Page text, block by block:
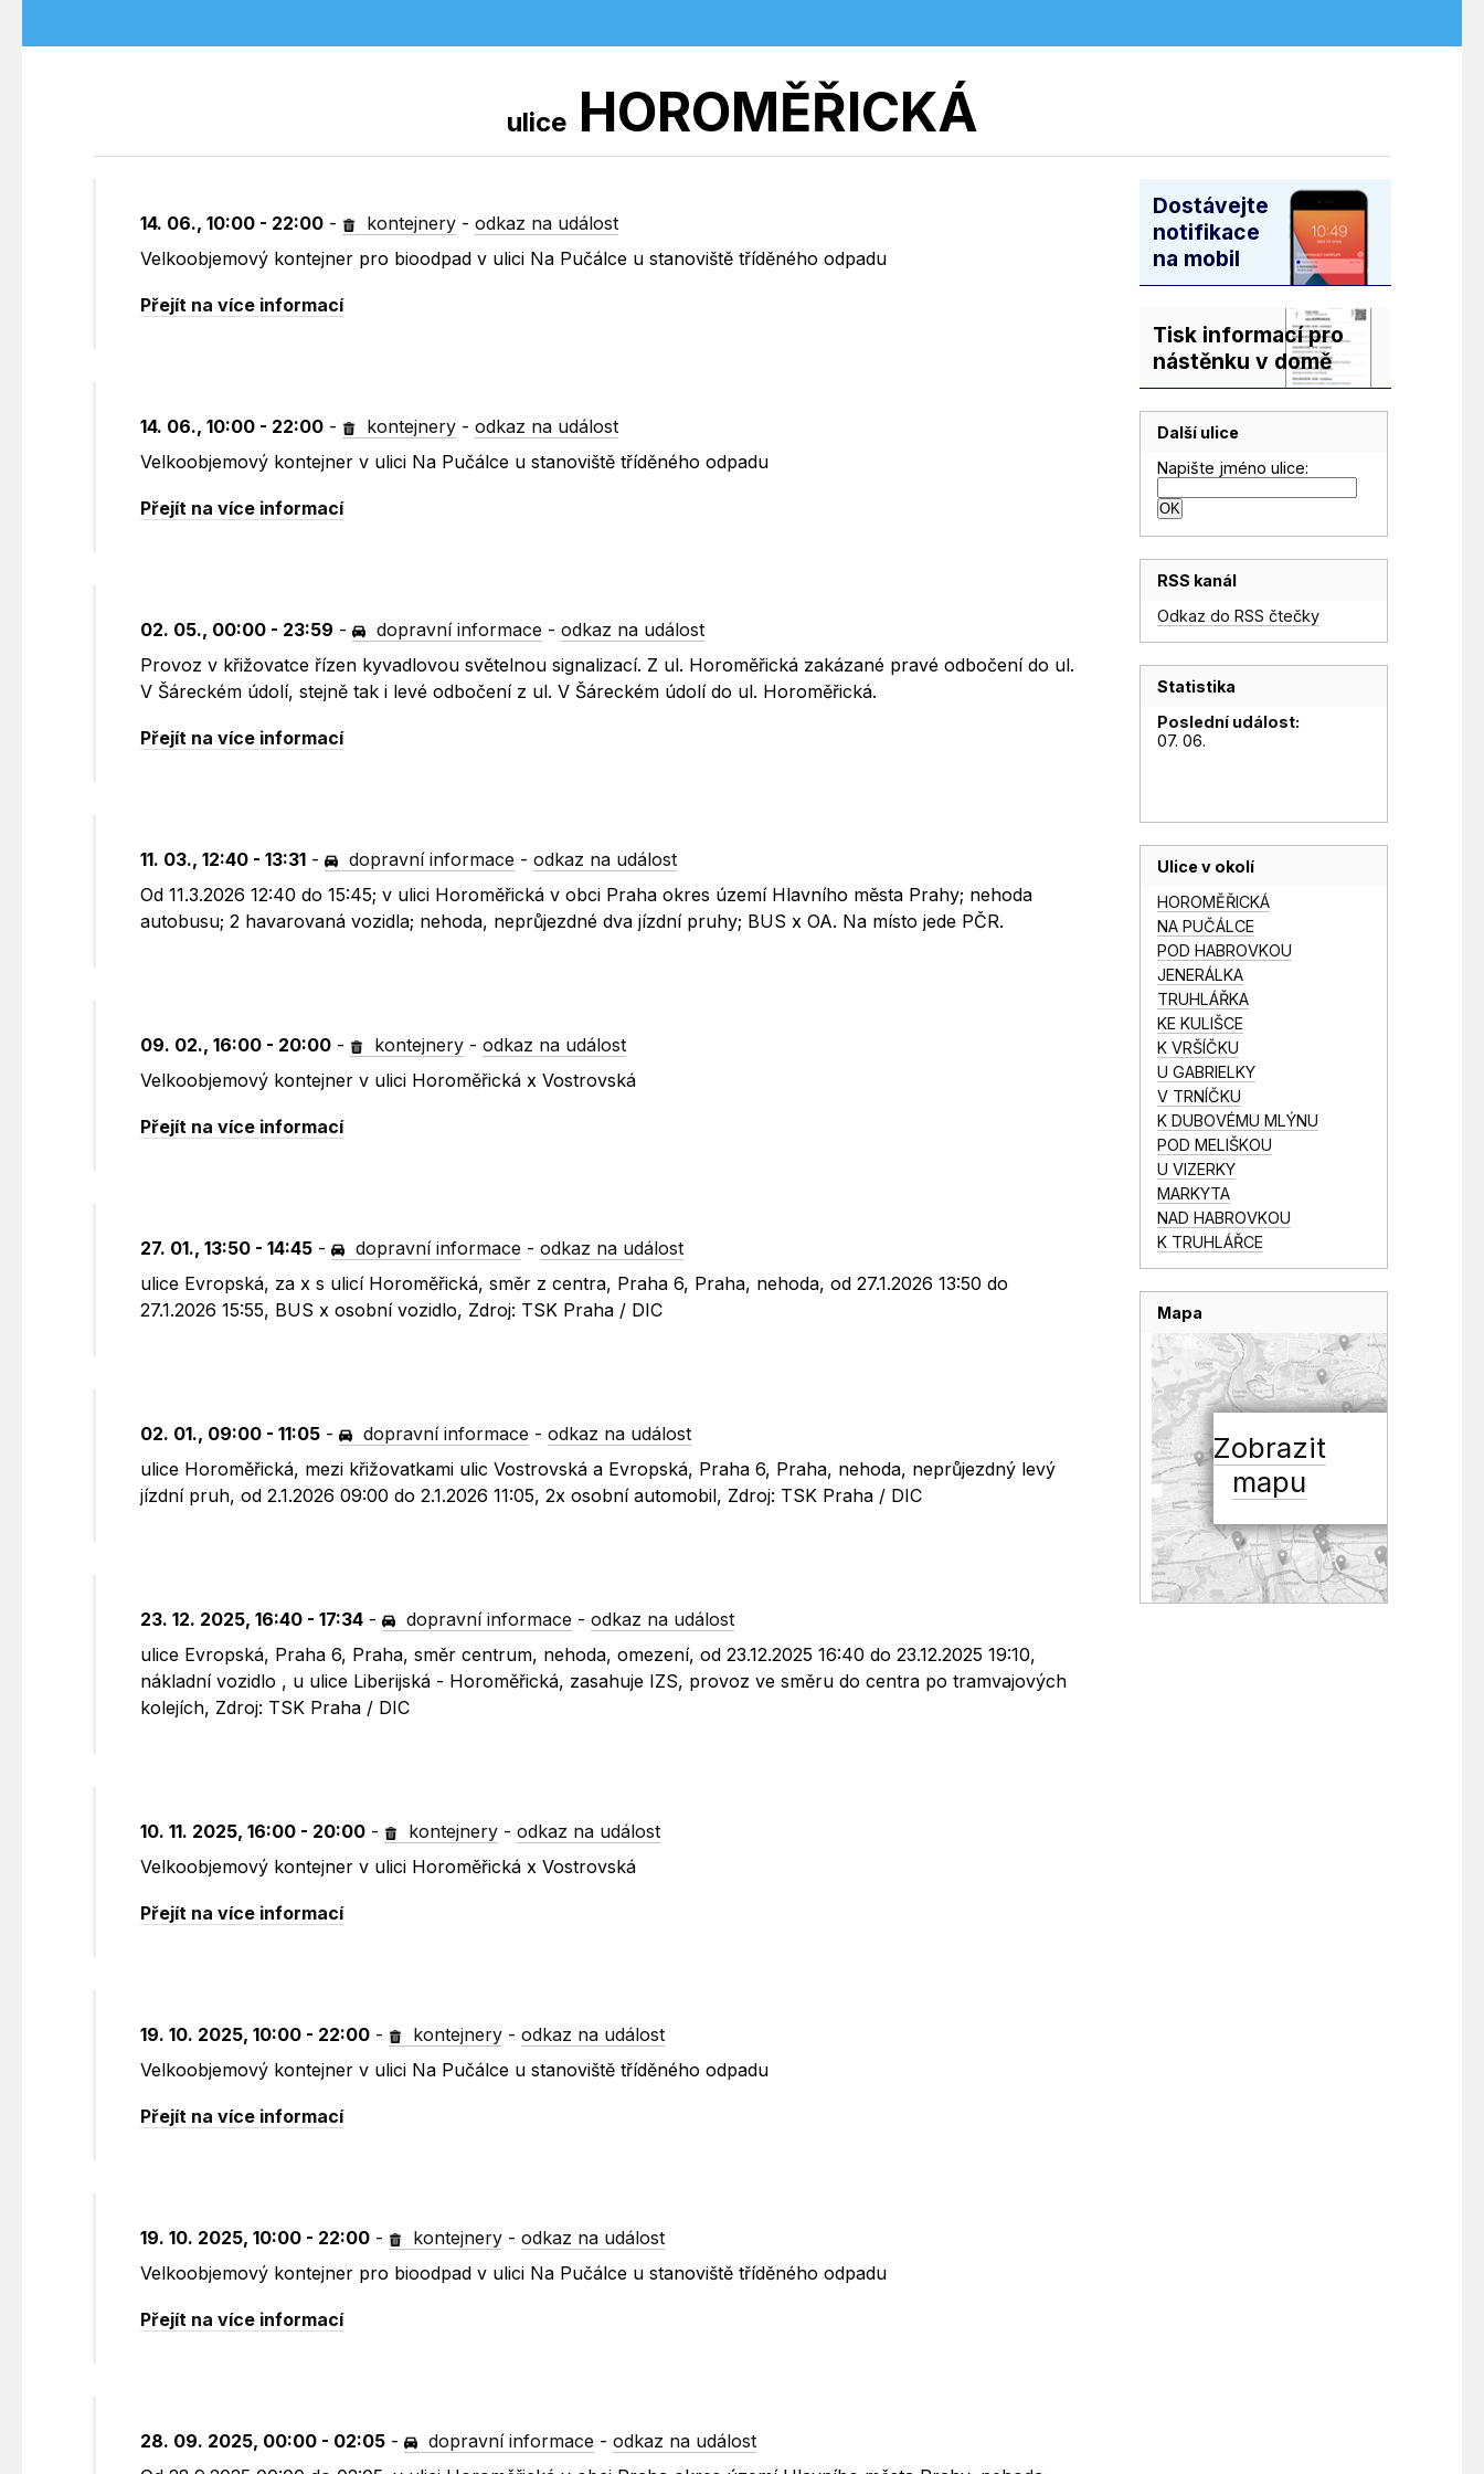
uliceHOROMĚŘICKÁ
14. 06., 10:00 - 22:00 - kontejnery -odkaz na událost
Velkoobjemový kontejner pro bioodpad v ulici Na Pučálce u stanoviště tříděného odpadu
Přejít na více informací
14. 06., 10:00 - 22:00 - kontejnery -odkaz na událost
Velkoobjemový kontejner v ulici Na Pučálce u stanoviště tříděného odpadu
Přejít na více informací
02. 05., 00:00 - 23:59 - dopravní informace -odkaz na událost
Provoz v křižovatce řízen kyvadlovou světelnou signalizací. Z ul. Horoměřická zakázané pravé odbočení do ul.
V Šáreckém údolí, stejně tak i levé odbočení z ul. V Šáreckém údolí do ul. Horoměřická.
Přejít na více informací
11. 03., 12:40 - 13:31 - dopravní informace -odkaz na událost
Od 11.3.2026 12:40 do 15:45; v ulici Horoměřická v obci Praha okres území Hlavního města Prahy; nehoda
autobusu; 2 havarovaná vozidla; nehoda, neprůjezdné dva jízdní pruhy; BUS x OA. Na místo jede PČR.
09. 02., 16:00 - 20:00 - kontejnery -odkaz na událost
Velkoobjemový kontejner v ulici Horoměřická x Vostrovská
Přejít na více informací
27. 01., 13:50 - 14:45 - dopravní informace -odkaz na událost
ulice Evropská, za x s ulicí Horoměřická, směr z centra, Praha 6, Praha, nehoda, od 27.1.2026 13:50 do
27.1.2026 15:55, BUS x osobní vozidlo, Zdroj: TSK Praha / DIC
02. 01., 09:00 - 11:05 - dopravní informace -odkaz na událost
ulice Horoměřická, mezi křižovatkami ulic Vostrovská a Evropská, Praha 6, Praha, nehoda, neprůjezdný levý
jízdní pruh, od 2.1.2026 09:00 do 2.1.2026 11:05, 2x osobní automobil, Zdroj: TSK Praha / DIC
23. 12. 2025, 16:40 - 17:34 - dopravní informace -odkaz na událost
ulice Evropská, Praha 6, Praha, směr centrum, nehoda, omezení, od 23.12.2025 16:40 do 23.12.2025 19:10,
nákladní vozidlo , u ulice Liberijská - Horoměřická, zasahuje IZS, provoz ve směru do centra po tramvajových
kolejích, Zdroj: TSK Praha / DIC
10. 11. 2025, 16:00 - 20:00 - kontejnery -odkaz na událost
Velkoobjemový kontejner v ulici Horoměřická x Vostrovská
Přejít na více informací
19. 10. 2025, 10:00 - 22:00 - kontejnery -odkaz na událost
Velkoobjemový kontejner v ulici Na Pučálce u stanoviště tříděného odpadu
Přejít na více informací
19. 10. 2025, 10:00 - 22:00 - kontejnery -odkaz na událost
Velkoobjemový kontejner pro bioodpad v ulici Na Pučálce u stanoviště tříděného odpadu
Přejít na více informací
28. 09. 2025, 00:00 - 02:05 - dopravní informace -odkaz na událost
Dostávejte
notifikace
na mobil
Tisk informací pro
nástěnku v domě
Další ulice
Napište jméno ulice:
RSS kanál
Odkaz do RSS čtečky
Statistika
Poslední událost:
07. 06.
Ulice v okolí
HOROMĚŘICKÁ
NA PUČÁLCE
POD HABROVKOU
JENERÁLKA
TRUHLÁŘKA
KE KULIŠCE
K VRŠÍČKU
U GABRIELKY
V TRNÍČKU
K DUBOVÉMU MLÝNU
POD MELIŠKOU
U VIZERKY
MARKYTA
NAD HABROVKOU
K TRUHLÁŘCE
Mapa
Zobrazit
mapu